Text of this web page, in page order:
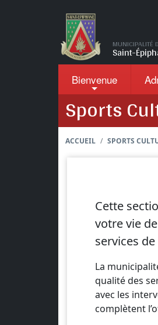
MUNICIPALITÉ
Saint-
Bienvenue
Sports
ACCUEIL SPORTS
Cette
votre vie
services
La
qualité des
avec les
complètent